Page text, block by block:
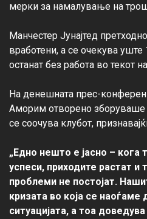
мерки за намалување на
Манчестер Јунајтед
вработени, а се очекува
останат без работа во текот
На денешната прес-
Аморим отворено зборуваше
се соочува клубот,
„Едно нешто е јасно – кога
успеси, приходите растат и
проблеми не постојат.
кризата во која се наоѓаме
ситуацијата, а тоа